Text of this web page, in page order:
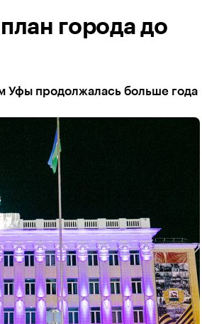
города до
Уфы продолжалась больше года